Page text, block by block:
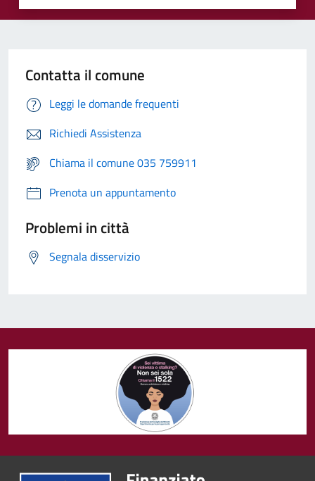
Contatta il comune
Leggi le domande frequenti
Richiedi Assistenza
Chiama il comune 035 759911
Prenota un appuntamento
Problemi in città
Segnala disservizio